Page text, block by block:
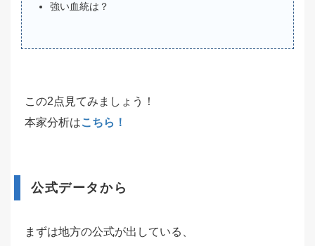
強い血統は？
この2点見てみましょう！
本家分析はこちら！
公式データから
まずは地方の公式が出している、